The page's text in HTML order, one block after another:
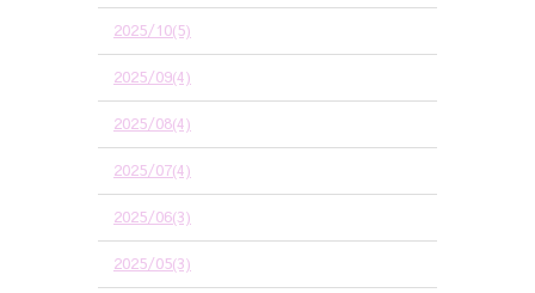
2025/10(5)
2025/09(4)
2025/08(4)
2025/07(4)
2025/06(3)
2025/05(3)